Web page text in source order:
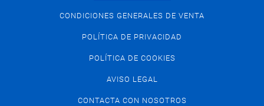
CONDICIONES GENERALES DE VENTA
POLÍTICA DE PRIVACIDAD
POLÍTICA DE COOKIES
AVISO LEGAL
CONTACTA CON NOSOTROS